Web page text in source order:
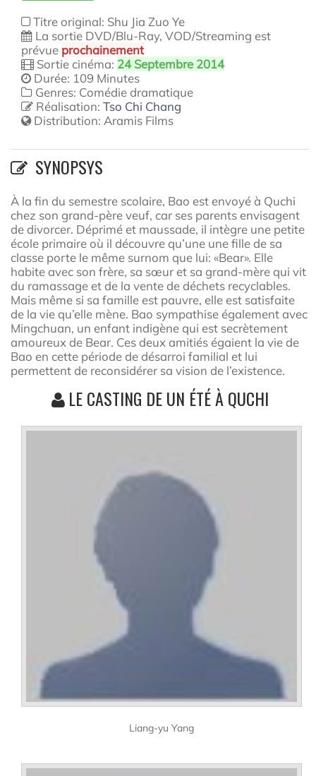
Titre original: Shu Jia Zuo Ye
La sortie DVD/Blu-Ray, VOD/Streaming est
prévue prochainement
Sortie cinéma: 24 Septembre 2014
Durée: 109 Minutes
Genres: Comédie dramatique
Réalisation: Tso Chi Chang
Distribution: Aramis Films
SYNOPSYS
À la fin du semestre scolaire, Bao est envoyé à Quchi
chez son grand-père veuf, car ses parents envisagent
de divorcer. Déprimé et maussade, il intègre une petite
école primaire où il découvre qu’une une fille de sa
classe porte le même surnom que lui: «Bear». Elle
habite avec son frère, sa sœur et sa grand-mère qui vit
du ramassage et de la vente de déchets recyclables.
Mais même si sa famille est pauvre, elle est satisfaite
de la vie qu’elle mène. Bao sympathise également avec
Mingchuan, un enfant indigène qui est secrètement
amoureux de Bear. Ces deux amitiés égaient la vie de
Bao en cette période de désarroi familial et lui
permettent de reconsidérer sa vision de l’existence.
LE CASTING DE UN ÉTÉ À QUCHI
Liang-yu Yang